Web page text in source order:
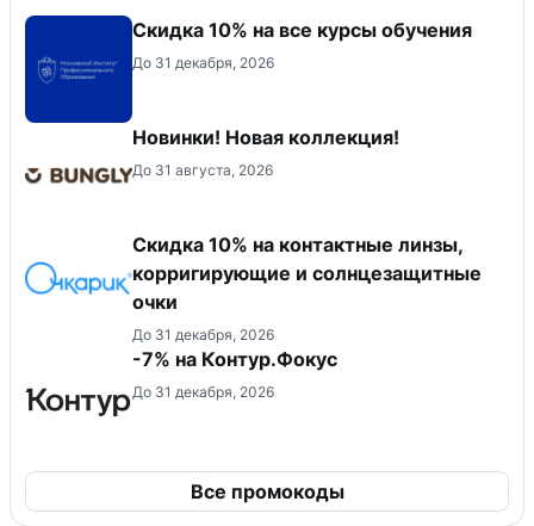
Скидка 10% на все курсы обучения
До 31 декабря, 2026
Новинки! Новая коллекция!
До 31 августа, 2026
Скидка 10% на контактные линзы,
корригирующие и солнцезащитные
очки
До 31 декабря, 2026
-7% на Контур.Фокус
До 31 декабря, 2026
Все промокоды